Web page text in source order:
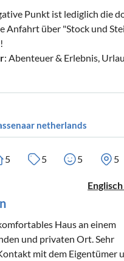
Punkt ist lediglich die
Anfahrt über "Stock und
: Abenteuer & Erlebnis,
netherlands
5 5 5 5
Haus an einem
und privaten Ort. Sehr
mit dem Eigentümer